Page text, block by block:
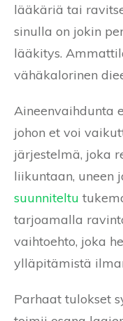
lääkäriä tai
sinulla on jokin
lääkitys.
vähäkalorinen
Aineenvaihdunta
johon et voi
järjestelmä, joka
liikuntaan, uneen
suunniteltu
tarjoamalla
vaihtoehto, joka
ylläpitämistä
Parhaat tulokset